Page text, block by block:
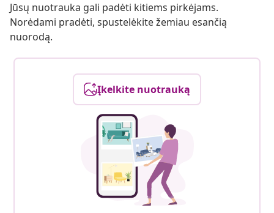
Jūsų nuotrauka gali padėti kitiems pirkėjams.
Norėdami pradėti, spustelėkite žemiau esančią
nuorodą.
Įkelkite nuotrauką